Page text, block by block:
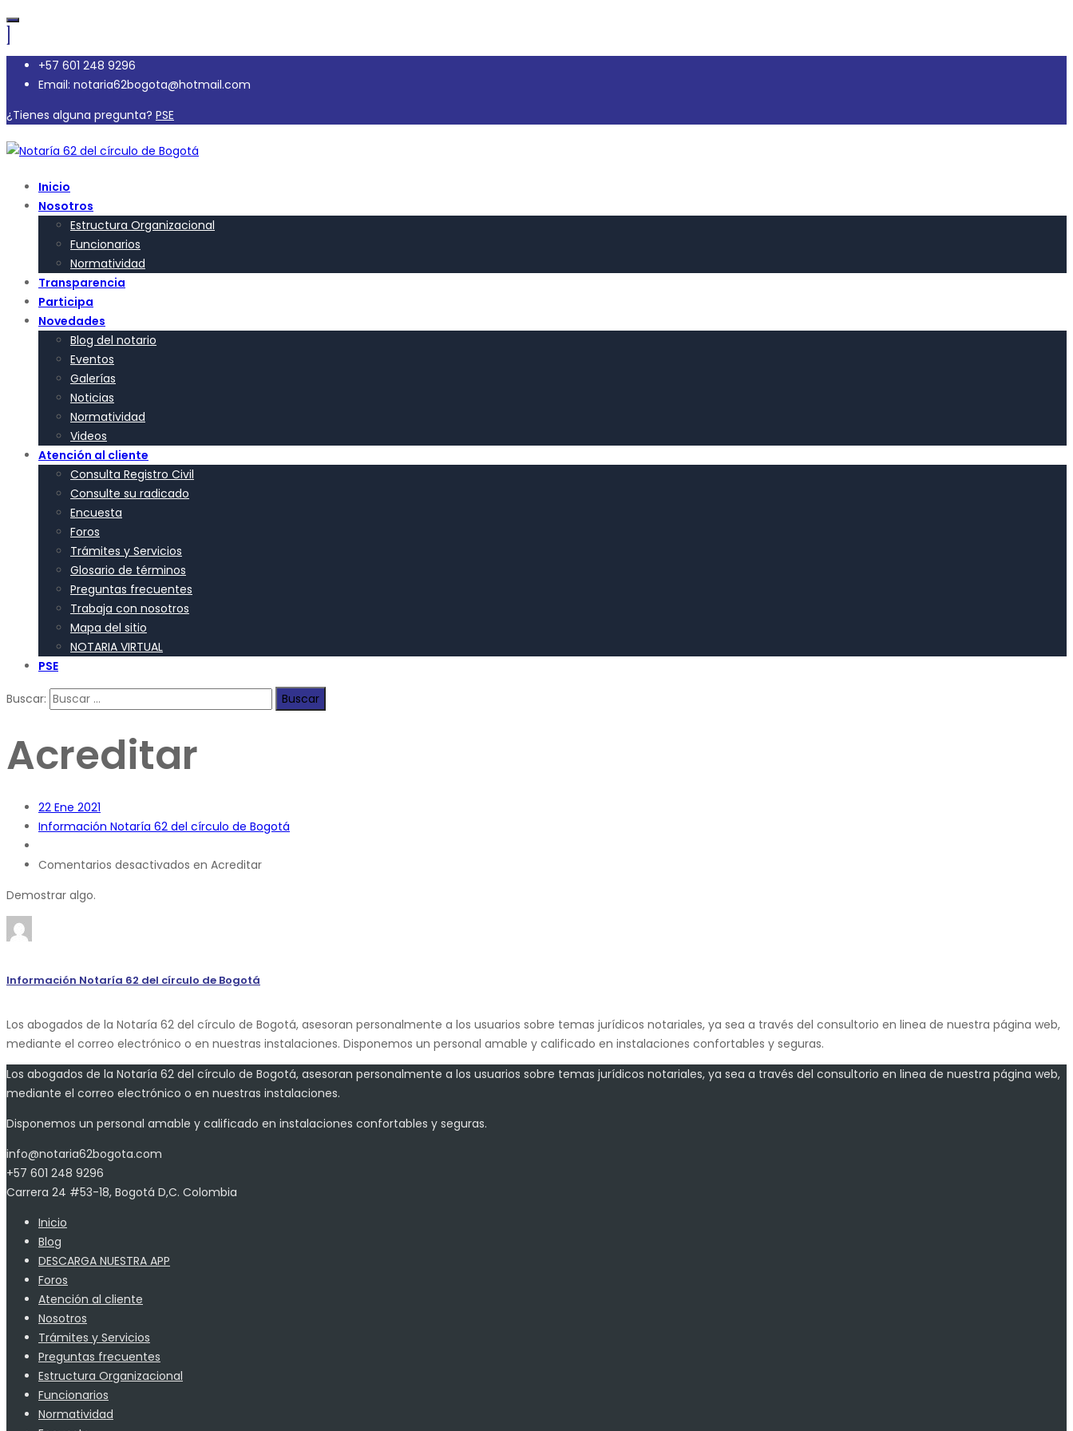
+57 601 248 9296
Email: notaria62bogota@hotmail.com
¿Tienes alguna pregunta? PSE
Inicio
Nosotros
Estructura Organizacional
Funcionarios
Normatividad
Transparencia
Participa
Novedades
Blog del notario
Eventos
Galerías
Noticias
Normatividad
Videos
Atención al cliente
Consulta Registro Civil
Consulte su radicado
Encuesta
Foros
Trámites y Servicios
Glosario de términos
Preguntas frecuentes
Trabaja con nosotros
Mapa del sitio
NOTARIA VIRTUAL
PSE
Buscar:
Acreditar
22 Ene 2021
Información Notaría 62 del círculo de Bogotá
Comentarios desactivados en Acreditar
Demostrar algo.
Información Notaría 62 del círculo de Bogotá
Los abogados de la Notaría 62 del círculo de Bogotá, asesoran personalmente a los usuarios sobre temas jurídicos notariales, ya sea a través del consultorio en linea de nuestra página web,
mediante el correo electrónico o en nuestras instalaciones. Disponemos un personal amable y calificado en instalaciones confortables y seguras.
Los abogados de la Notaría 62 del círculo de Bogotá, asesoran personalmente a los usuarios sobre temas jurídicos notariales, ya sea a través del consultorio en linea de nuestra página web,
mediante el correo electrónico o en nuestras instalaciones.
Disponemos un personal amable y calificado en instalaciones confortables y seguras.
info@notaria62bogota.com
+57 601 248 9296
Carrera 24 #53-18, Bogotá D,C. Colombia
Inicio
Blog
DESCARGA NUESTRA APP
Foros
Atención al cliente
Nosotros
Trámites y Servicios
Preguntas frecuentes
Estructura Organizacional
Funcionarios
Normatividad